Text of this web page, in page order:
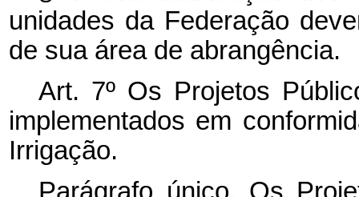
unidades da Federação
de sua área de abrangência.
Art. 7º Os Projetos
implementados em
Irrigação.
Parágrafo único. Os